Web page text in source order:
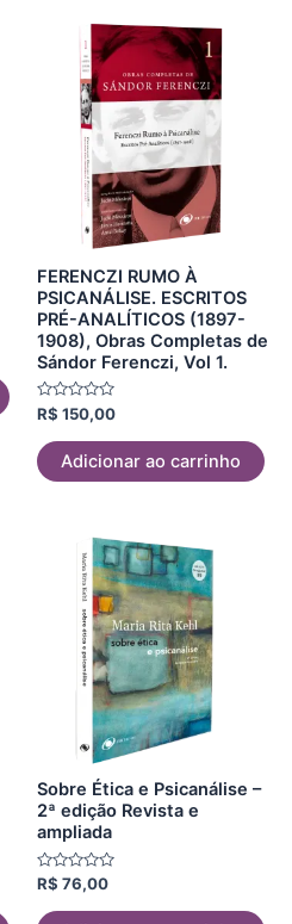
FERENCZI RUMO À
PSICANÁLISE. ESCRITOS
PRÉ-ANALÍTICOS (1897-
1908), Obras Completas de
Sándor Ferenczi, Vol 1.
Avaliação
de
5
R$ 150,00
Adicionar ao carrinho
Sobre Ética e Psicanálise –
2ª edição Revista e
ampliada
Avaliação
de
R$ 76,00